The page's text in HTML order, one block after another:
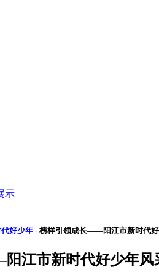
示
好少年 - 榜样引领成长——阳江市新时代
江市新时代好少年风